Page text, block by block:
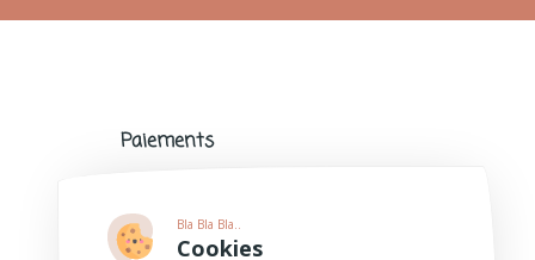
Bla Bla Bla..
Cookies
Paiements
modes de paiement populaires.
Plus d'informations